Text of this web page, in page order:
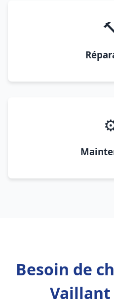
Besoin de
Vaillant